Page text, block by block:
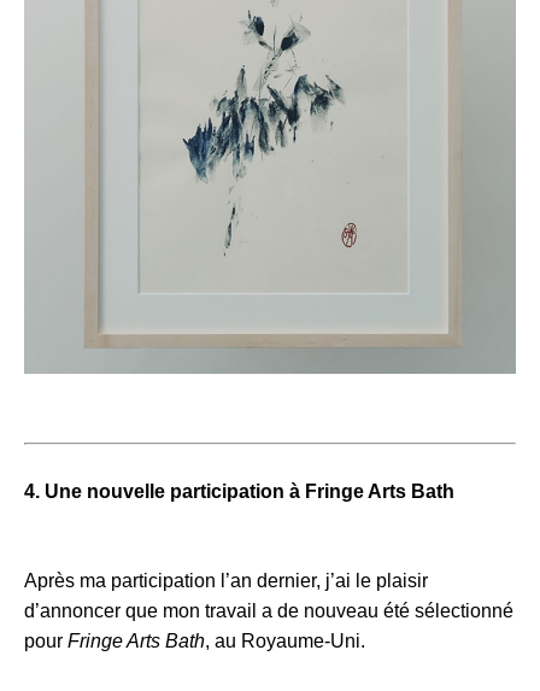
4. Une nouvelle participation à Fringe Arts Bath
Après ma participation l’an dernier, j’ai le plaisir
d’annoncer que mon travail a de nouveau été sélectionné
pour Fringe Arts Bath, au Royaume-Uni.